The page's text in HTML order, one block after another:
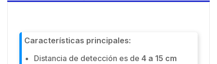
Características principales:
Distancia de detección es de 4 a 15 cm